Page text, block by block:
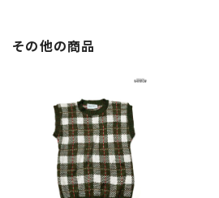
その他の商品